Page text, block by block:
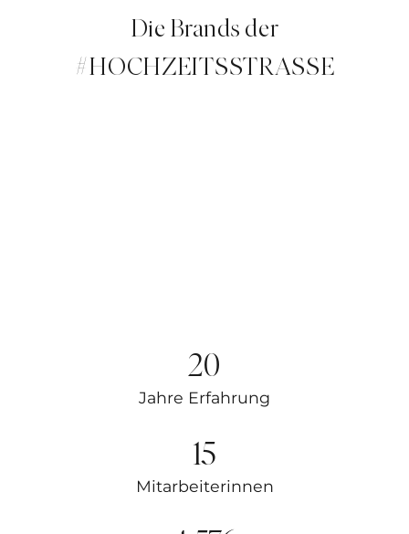
Die Brands der
#HOCHZEITSSTRASSE
20
Jahre Erfahrung
15
Mitarbeiterinnen